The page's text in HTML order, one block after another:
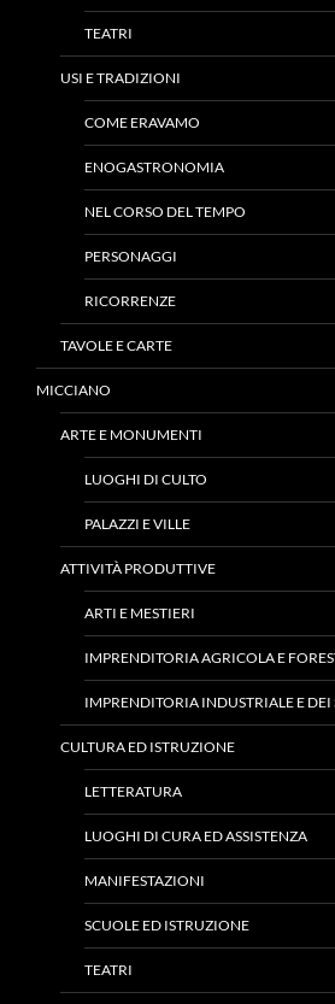
TEATRI
USI E TRADIZIONI
COME ERAVAMO
ENOGASTRONOMIA
NEL CORSO DEL TEMPO
PERSONAGGI
RICORRENZE
TAVOLE E CARTE
MICCIANO
ARTE E MONUMENTI
LUOGHI DI CULTO
PALAZZI E VILLE
ATTIVITÀ PRODUTTIVE
ARTI E MESTIERI
IMPRENDITORIA AGRICOLA E
IMPRENDITORIA INDUSTRIALE E DEI
CULTURA ED ISTRUZIONE
LETTERATURA
LUOGHI DI CURA ED ASSISTENZA
MANIFESTAZIONI
SCUOLE ED ISTRUZIONE
TEATRI